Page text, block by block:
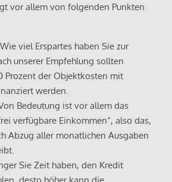
vor allem von folgenden Punkten
viel Erspartes haben Sie zur
unserer Empfehlung sollten
Prozent der Objektkosten mit
werden.
Bedeutung ist vor allem das
verfügbare Einkommen“, also das,
Abzug aller monatlichen Ausgaben
Sie Zeit haben, den Kredit
desto höher kann die